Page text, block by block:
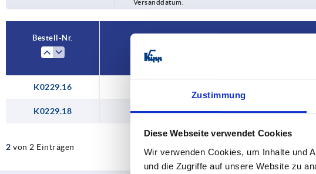
Zustimmung
Diese Webseite verwendet Cookies
Wir verwenden Cookies, um Inhalte und
und die Zugriffe auf unsere Website zu
Versanddatum.
Bestell-Nr.
K0229.16
K0229.18
2 von 2 Einträgen